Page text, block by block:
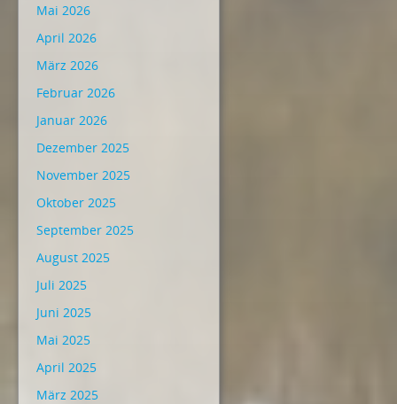
Mai 2026
April 2026
März 2026
Februar 2026
Januar 2026
Dezember 2025
November 2025
Oktober 2025
September 2025
August 2025
Juli 2025
Juni 2025
Mai 2025
April 2025
März 2025